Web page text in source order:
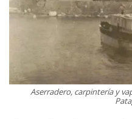
Aserradero, carpintería y